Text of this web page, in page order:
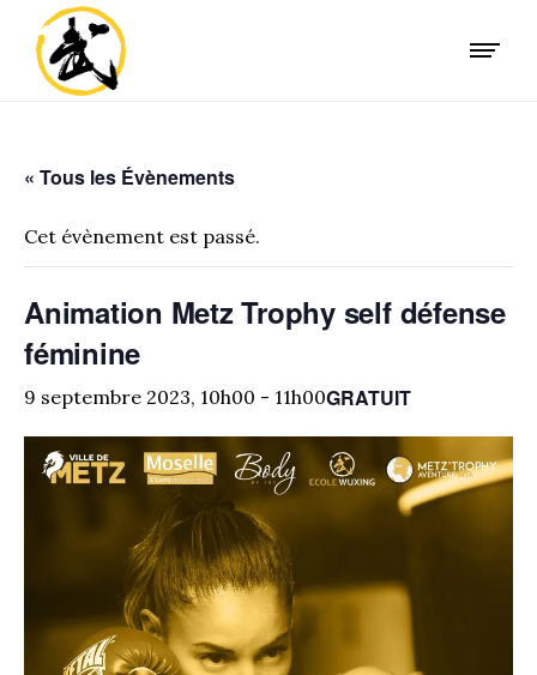
« Tous les Évènements
Cet évènement est passé.
Animation Metz Trophy self défense
féminine
9 septembre 2023, 10h00 - 11h00GRATUIT